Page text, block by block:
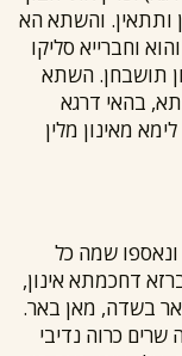
ותתאין. והשתא הא
וחברייא סליקו
תושבחן. השתא
בהאי דרגא
מאינון מלין
ונאספו שמה כל
דחכמתא אינון,
בשדה, מאן באר.
כרוה נדיבי